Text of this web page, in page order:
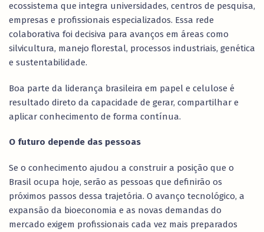
ecossistema que integra universidades, centros de pesquisa,
empresas e profissionais especializados. Essa rede
colaborativa foi decisiva para avanços em áreas como
silvicultura, manejo florestal, processos industriais, genética
e sustentabilidade.
Boa parte da liderança brasileira em papel e celulose é
resultado direto da capacidade de gerar, compartilhar e
aplicar conhecimento de forma contínua.
O futuro depende das pessoas
Se o conhecimento ajudou a construir a posição que o
Brasil ocupa hoje, serão as pessoas que definirão os
próximos passos dessa trajetória. O avanço tecnológico, a
expansão da bioeconomia e as novas demandas do
mercado exigem profissionais cada vez mais preparados